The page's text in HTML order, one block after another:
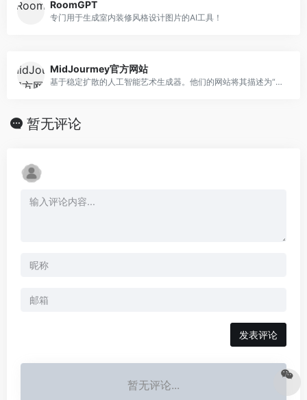
RoomGPT
专门用于生成室内装修风格设计图片的AI工具！
MidJourmey官方网站
基于稳定扩散的人工智能艺术生成器。他们的网站将其描述为“一个独立的研究实验室，探索新的思想媒介，扩展人类物种的想象力。”
暂无评论
发表评论
暂无评论...